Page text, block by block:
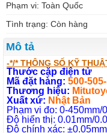
Phạm vi: Toàn Quốc
Tình trạng: Còn hàng
Mô tả
-*/* THÔNG SỐ KỸ
Thước cặp điện tử
Mã đặt hàng: 500-
Thương hiệu:
Xuất xứ: Nhật Bản
Phạm vi đo: 0-450mm/
Độ hiển thị: 0.01mm/
Độ chính xác: ±0.05mm